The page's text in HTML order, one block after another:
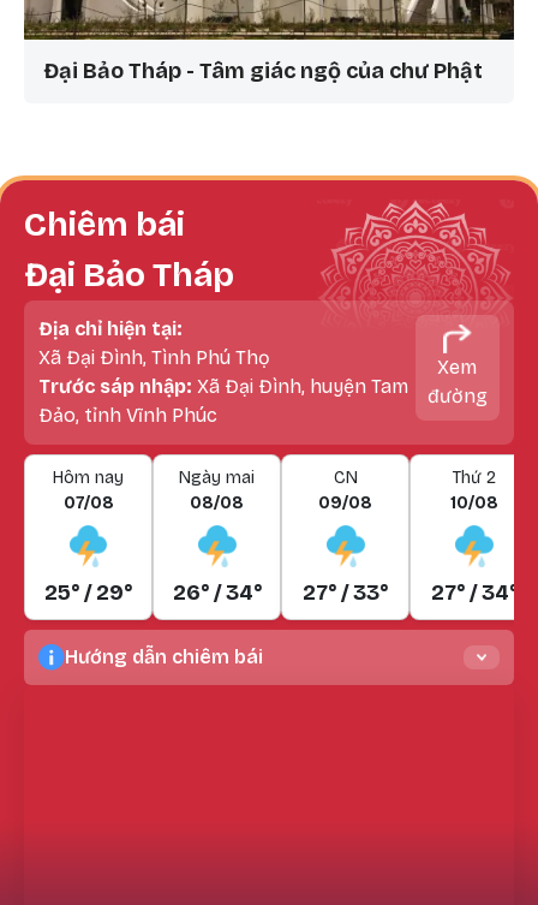
Đại Bảo Tháp - Tâm giác ngộ của chư Phật
Chiêm bái
Đại Bảo Tháp
Địa chỉ hiện tại:
Xã Đại Đình, Tình Phú Thọ
Trước sáp nhập: Xã Đại Đình, huyện Tam
Đảo, tỉnh Vĩnh Phúc
Xem
đường
Hôm nay
07/08
25° / 29°
Ngày mai
08/08
26° / 34°
CN
09/08
27° / 33°
Thứ 2
10/08
27° / 34°
Hướng dẫn chiêm bái